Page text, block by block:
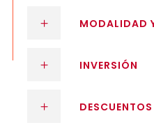
MODALIDAD
INVERSIÓN